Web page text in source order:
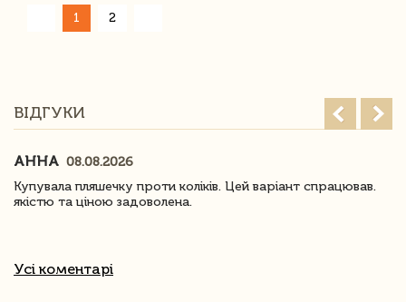
1 2
ВІДГУКИ
АННА 08.08.2026
Купувала пляшечку проти коліків. Цей варіант спрацював.
якістю та ціною задоволена.
Усі коментарі